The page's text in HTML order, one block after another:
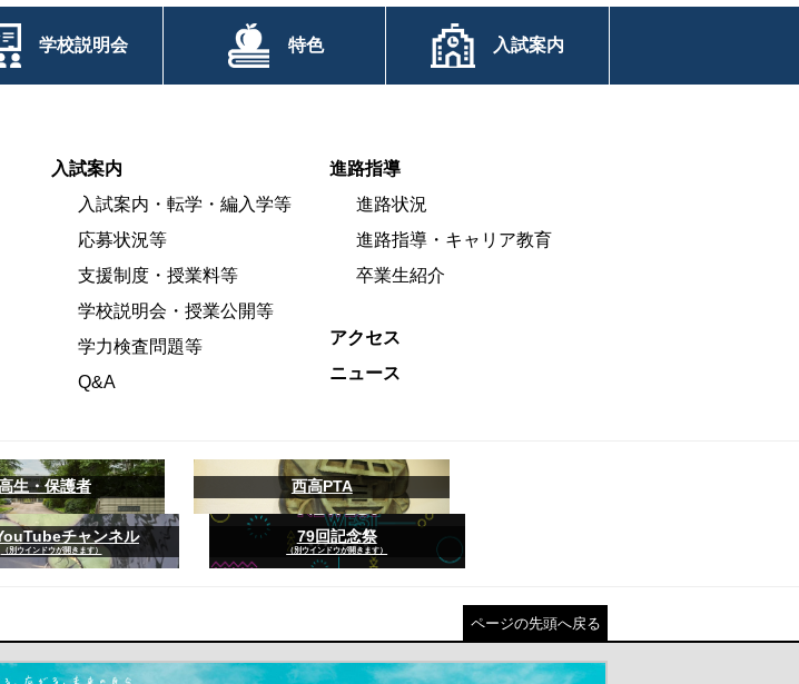
学校説明会 特色 入試案内
入試案内
入試案内・転学・編入学等
応募状況等
支援制度・授業料等
学校説明会・授業公開等
学力検査問題等
Q&A
進路指導
進路状況
進路指導・キャリア教育
卒業生紹介
アクセス
ニュース
生・保護者 西高PTA
チャンネル
（別ウインドウが開きます）
79回記念祭
（別ウインドウが開きます）
ページの先頭へ戻る